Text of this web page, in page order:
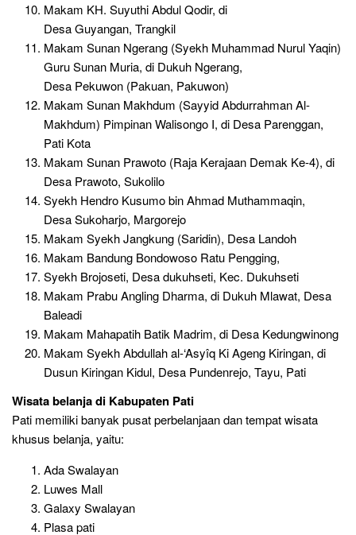
Makam KH. Suyuthi Abdul Qodir, di
Desa Guyangan, Trangkil
Makam Sunan Ngerang (Syekh Muhammad Nurul Yaqin)
Guru Sunan Muria, di Dukuh Ngerang,
Desa Pekuwon (Pakuan, Pakuwon)
Makam Sunan Makhdum (Sayyid Abdurrahman Al-
Makhdum) Pimpinan Walisongo I, di Desa Parenggan,
Pati Kota
Makam Sunan Prawoto (Raja Kerajaan Demak Ke-4), di
Desa Prawoto, Sukolilo
Syekh Hendro Kusumo bin Ahmad Muthammaqin,
Desa Sukoharjo, Margorejo
Makam Syekh Jangkung (Saridin), Desa Landoh
Makam Bandung Bondowoso Ratu Pengging,
Syekh Brojoseti, Desa dukuhseti, Kec. Dukuhseti
Makam Prabu Angling Dharma, di Dukuh Mlawat, Desa
Baleadi
Makam Mahapatih Batik Madrim, di Desa Kedungwinong
Makam Syekh Abdullah al-‘Asyîq Ki Ageng Kiringan, di
Dusun Kiringan Kidul, Desa Pundenrejo, Tayu, Pati
Wisata belanjadi Kabupaten Pati
Pati memiliki banyak pusat perbelanjaan dan tempat wisata
khusus belanja, yaitu:
Ada Swalayan
Luwes Mall
Galaxy Swalayan
Plasa pati